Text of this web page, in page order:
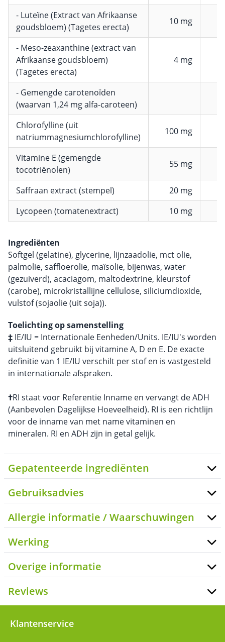
- Luteïne (Extract van Afrikaanse
goudsbloem) (Tagetes erecta)
10 mg
- Meso-zeaxanthine (extract van
Afrikaanse goudsbloem)
(Tagetes erecta)
4 mg
- Gemengde carotenoïden
(waarvan 1,24 mg alfa-caroteen)
Chlorofylline (uit
natriummagnesiumchlorofylline)
100 mg
Vitamine E (gemengde
tocotriënolen)
55 mg
Saffraan extract (stempel)
20 mg
Lycopeen (tomatenextract)
10 mg
Ingrediënten
Softgel (gelatine), glycerine, lijnzaadolie, mct olie,
palmolie, saffloerolie, maïsolie, bijenwas, water
(gezuiverd), acaciagom, maltodextrine, kleurstof
(carobe), microkristallijne cellulose, siliciumdioxide,
vulstof (sojaolie (uit soja)).
Toelichting op samenstelling
‡ IE/IU = Internationale Eenheden/Units. IE/IU's worden
uitsluitend gebruikt bij vitamine A, D en E. De exacte
definitie van 1 IE/IU verschilt per stof en is vastgesteld
in internationale afspraken.
†RI staat voor Referentie Inname en vervangt de ADH
(Aanbevolen Dagelijkse Hoeveelheid). RI is een richtlijn
voor de inname van met name vitaminen en
mineralen. RI en ADH zijn in getal gelijk.
Gepatenteerde ingrediënten
Gebruiksadvies
Allergie informatie / Waarschuwingen
Werking
Overige informatie
Reviews
Klantenservice